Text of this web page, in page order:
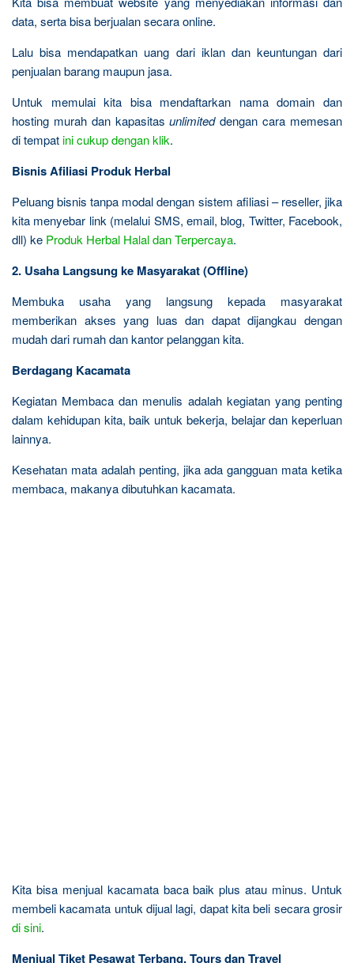
data, serta bisa berjualan secara online.
Lalu bisa mendapatkan uang dari iklan dan keuntungan dari
penjualan barang maupun jasa.
Untuk memulai kita bisa mendaftarkan nama domain dan
hosting murah dan kapasitasunlimiteddengan cara memesan
di tempatini cukup dengan klik.
Bisnis Afiliasi Produk Herbal
Peluang bisnis tanpa modal dengan sistem afiliasi – reseller, jika
kita menyebar link (melalui SMS, email, blog, Twitter, Facebook,
dll) ke Produk Herbal Halal dan Terpercaya.
2. Usaha Langsung ke Masyarakat (Offline)
Membuka usaha yang langsung kepada masyarakat
memberikan akses yang luas dan dapat dijangkau dengan
mudah dari rumah dan kantor pelanggan kita.
Berdagang Kacamata
Kegiatan Membaca dan menulis adalah kegiatan yang penting
dalam kehidupan kita, baik untuk bekerja, belajar dan keperluan
lainnya.
Kesehatan mata adalah penting, jika ada gangguan mata ketika
membaca, makanya dibutuhkan kacamata.
Kita bisa menjual kacamata baca baik plus atau minus. Untuk
membeli kacamata untuk dijual lagi, dapat kita beli secara grosir
di sini.
Menjual Tiket Pesawat Terbang, Tours dan Travel